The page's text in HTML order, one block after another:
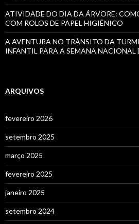
ATIVIDADE DO DIA DA ÁRVORE:
COM ROLOS DE PAPEL HIGIÊNICO
A AVENTURA NO TRÂNSITO DA
INFANTIL PARA A SEMANA
ARQUIVOS
fevereiro 2026
setembro 2025
março 2025
fevereiro 2025
janeiro 2025
setembro 2024